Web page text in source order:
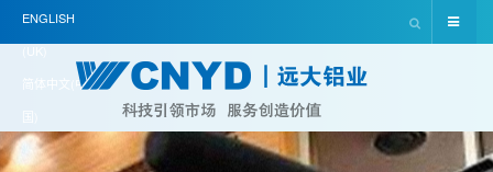
ENGLISH
(UK)
简体中文(中
国)